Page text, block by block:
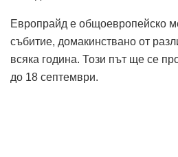
Европрайд е общоевропейско
събитие, домакинствано от
всяка година. Този път ще се
до 18 септември.